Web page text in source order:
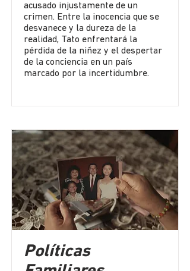
acusado injustamente de un
crimen. Entre la inocencia que se
desvanece y la dureza de la
realidad, Tato enfrentará la
pérdida de la niñez y el despertar
de la conciencia en un país
marcado por la incertidumbre.
Políticas